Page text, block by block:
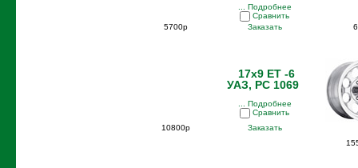
... Подробнее
Сравнить
5700р
Заказать
17x9 ET -6
УАЗ, PC 1069
... Подробнее
Сравнить
10800р
Заказать